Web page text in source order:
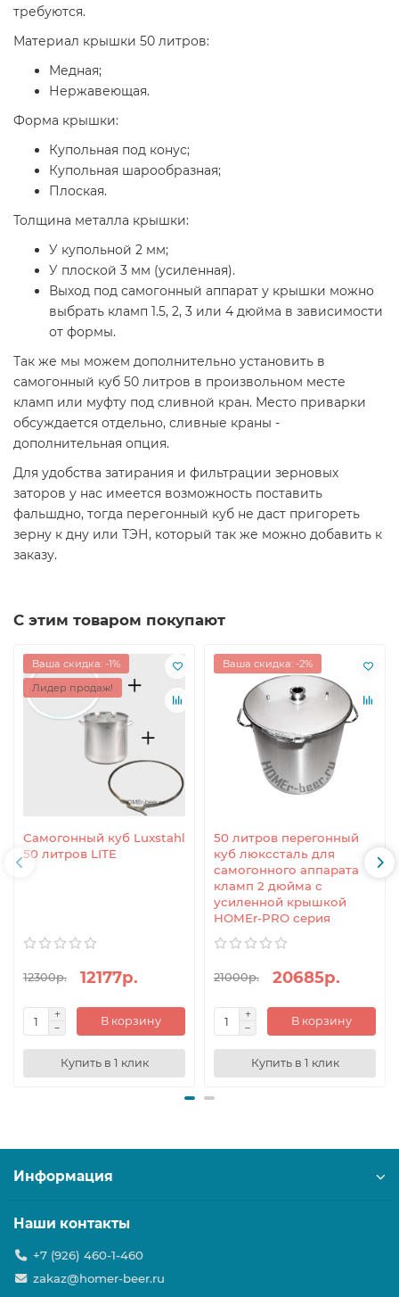
требуются.
Материал крышки 50 литров:
Медная;
Нержавеющая.
Форма крышки:
Купольная под конус;
Купольная шарообразная;
Плоская.
Толщина металла крышки:
У купольной 2 мм;
У плоской 3 мм (усиленная).
Выход под самогонный аппарат у крышки можно
выбрать кламп 1.5, 2, 3 или 4 дюйма в зависимости
от формы.
Так же мы можем дополнительно установить в
самогонный куб 50 литров в произвольном месте
кламп или муфту под сливной кран. Место приварки
обсуждается отдельно, сливные краны -
дополнительная опция.
Для удобства затирания и фильтрации зерновых
заторов у нас имеется возможность поставить
фальшдно, тогда перегонный куб не даст пригореть
зерну к дну или ТЭН, который так же можно добавить к
заказу.
С этим товаром покупают
Ваша скидка: -1%
Лидер продаж!
Самогонный куб Luxstahl
50 литров LITE
12300р. 12177р.
В корзину
Купить в 1 клик
Ваша скидка: -2%
50 литров перегонный
куб люкссталь для
самогонного аппарата
кламп 2 дюйма с
усиленной крышкой
HOMEr-PRO серия
21000р. 20685р.
В корзину
Купить в 1 клик
Информация
Наши контакты
+7 (926) 460-1-460
zakaz@homer-beer.ru